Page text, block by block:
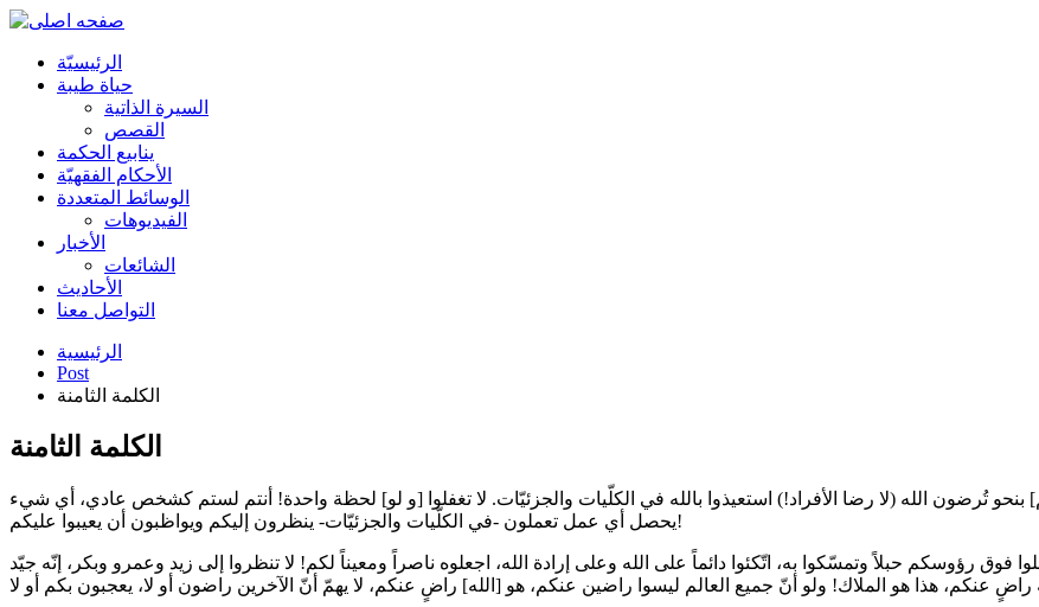
الرئیسیّة
حياة طيبة
السيرة الذاتية
القصص
ينابيع الحكمة
الأحکام الفقهیّة
الوسائط المتعددة
الفیدیوهات
الأخبار
الشائعات
الأحادیث
التواصل معنا
الرئيسية
Post
الكلمة الثامنة
الكلمة الثامنة
بنحو تُرضون الله (لا رضا الأفراد!) استعيذوا بالله في الكلّيات والجزئيّات. لا تغفلوا [و لو] لحظة واحدة! أنتم لستم كشخص عادي، أي شيء
يحصل أي عمل تعملون -في الكلّيات والجزئيّات- ينظرون إليكم ويواظبون أن يعيبوا عليكم!
رؤوسكم حبلاً وتمسّكوا به، اتّكئوا دائماً على الله وعلى إرادة الله، اجعلوه ناصراً ومعيناً لكم! لا تنظروا إلى زيد وعمرو وبكر، إنّه جيّد